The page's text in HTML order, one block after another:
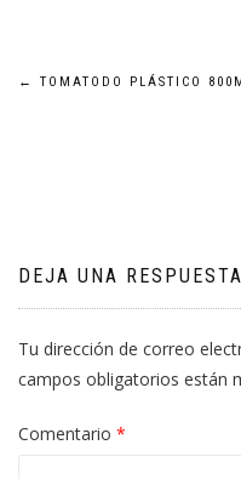
Navegación
← TOMATODO PLÁSTICO
DEJA UNA RESPUESTA
Tu dirección de correo
campos obligatorios están
Comentario *